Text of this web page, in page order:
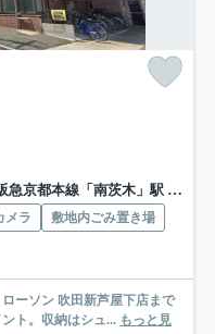
急京都本線「南茨木」駅 徒歩15分
メラ
敷地内ごみ置き場
ーソン 吹田新芦屋下店まで
ト。収納はシュ... もっと見